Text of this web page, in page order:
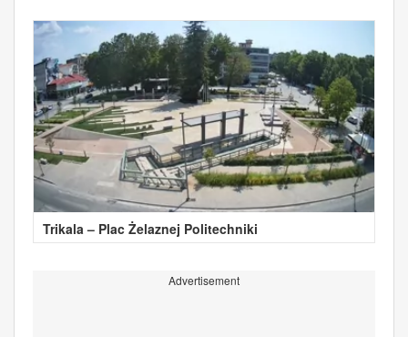
Trikala – Plac Żelaznej Politechniki
Advertisement